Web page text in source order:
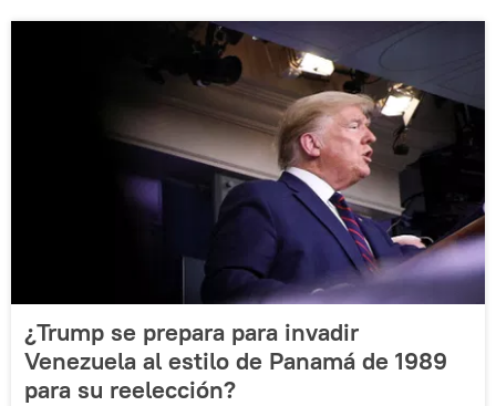
¿Trump se prepara para invadir
Venezuela al estilo de Panamá de 1989
para su reelección?